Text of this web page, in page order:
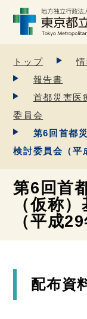
トップ
報告書
首都災害医
委員会
第6回首都
検討委員会（平
第6回首
（仮称
（平成
配布資